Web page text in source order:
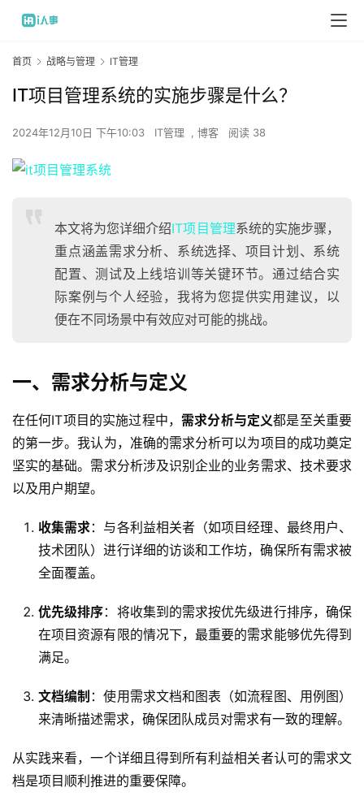
首页 战略与管理 IT管理
IT项目管理系统的实施步骤是什么？
2024年12月10日 下午10:03 IT管理 , 博客 阅读 38
本文将为您详细介绍IT项目管理系统的实施步骤，
重点涵盖需求分析、系统选择、项目计划、系统
配置、测试及上线培训等关键环节。通过结合实
际案例与个人经验，我将为您提供实用建议，以
便在不同场景中有效应对可能的挑战。
一、需求分析与定义
在任何IT项目的实施过程中，需求分析与定义都是至关重要
的第一步。我认为，准确的需求分析可以为项目的成功奠定
坚实的基础。需求分析涉及识别企业的业务需求、技术要求
以及用户期望。
收集需求：与各利益相关者（如项目经理、最终用户、
技术团队）进行详细的访谈和工作坊，确保所有需求被
全面覆盖。
优先级排序：将收集到的需求按优先级进行排序，确保
在项目资源有限的情况下，最重要的需求能够优先得到
满足。
文档编制 ：使用需求文档和图表（如流程图、用例图）
来清晰描述需求，确保团队成员对需求有一致的理解。
从实践来看，一个详细且得到所有利益相关者认可的需求文
档是项目顺利推进的重要保障。